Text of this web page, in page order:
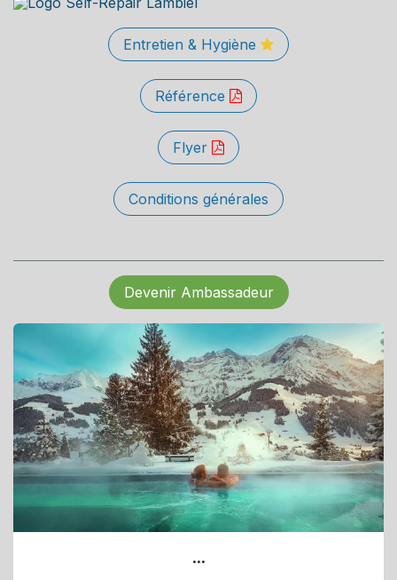
Entretien & Hygiène
Référence
Flyer
Conditions générales
Devenir Ambassadeur
...